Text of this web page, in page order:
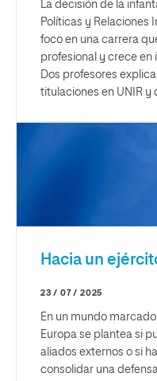
La decisión de la
Políticas y Relaciones
foco en una carrera
profesional y crece en
Dos profesores
titulaciones en UNIR y
Hacia un
23 / 07 / 2025
En un mundo
Europa se plantea si
aliados externos o si
consolidar una